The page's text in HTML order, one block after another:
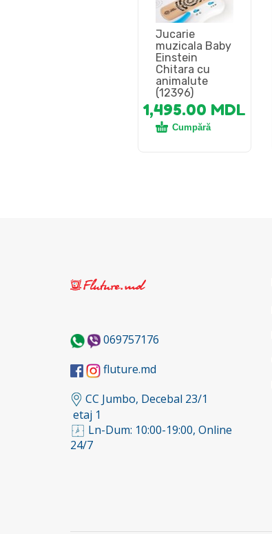
Jucarie
muzicala Baby
Einstein
Chitara cu
animalute
(12396)
1,495.00 MDL
Cumpără
069757176
fluture.md
CC Jumbo, Decebal 23/1
etaj 1
Ln-Dum: 10:00-19:00, Online
24/7